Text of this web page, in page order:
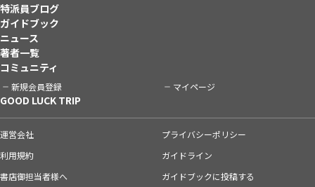
特派員ブログ
ガイドブック
ニュース
著者一覧
コミュニティ
新規会員登録 マイページ
GOOD LUCK TRIP
運営会社
プライバシーポリシー
利用規約
ガイドライン
書店御担当者様へ
ガイドブックに投稿する